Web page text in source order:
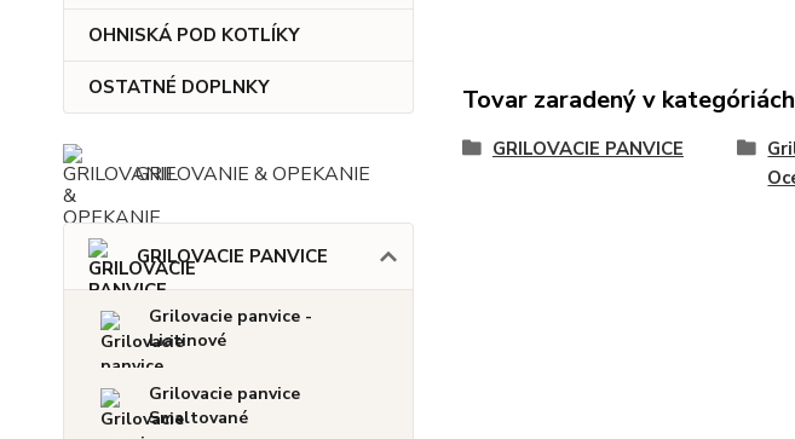
OHNISKÁ POD KOTLÍKY
OSTATNÉ DOPLNKY
GRILOVANIE & OPEKANIE
GRILOVACIE PANVICE
Grilovacie panvice -
Liatinové
Grilovacie panvice
Smaltované
Tovar zaradený v kategóriách
GRILOVACIE PANVICE